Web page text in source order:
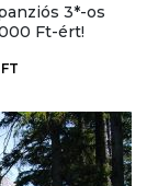
3*-os
Ft-ért!